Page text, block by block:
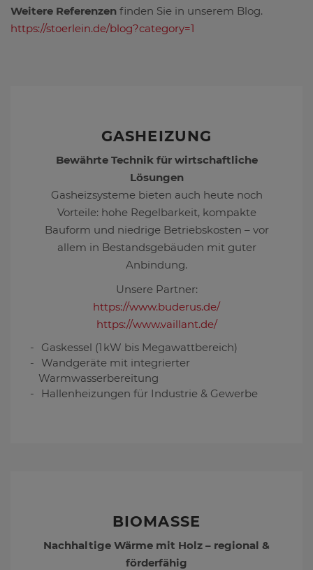
Weitere Referenzen finden Sie in unserem Blog.
https://stoerlein.de/blog?category=1
GASHEIZUNG
Bewährte Technik für wirtschaftliche
Lösungen
Gasheizsysteme bieten auch heute noch
Vorteile: hohe Regelbarkeit, kompakte
Bauform und niedrige Betriebskosten – vor
allem in Bestandsgebäuden mit guter
Anbindung.
Unsere Partner:
https://www.buderus.de/
https://www.vaillant.de/
Gaskessel (1 kW bis Megawattbereich)
Wandgeräte mit integrierter
Warmwasserbereitung
Hallenheizungen für Industrie & Gewerbe
BIOMASSE
Nachhaltige Wärme mit Holz – regional &
förderfähig